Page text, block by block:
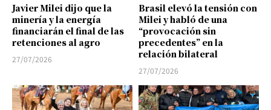
Javier Milei dijo que la
minería y la energía
financiarán el final de las
retenciones al agro
27/07/2026
Brasil elevó la tensión con
Milei y habló de una
“provocación sin
precedentes” en la
relación bilateral
27/07/2026